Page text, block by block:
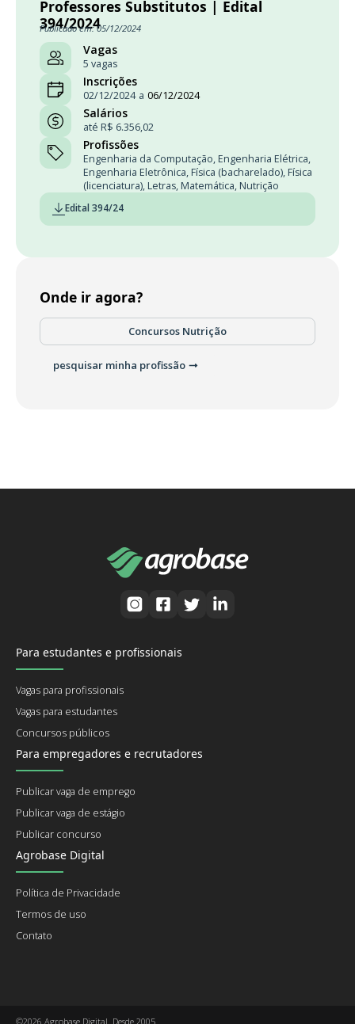
Professores Substitutos | Edital
394/2024
Publicado em: 05/12/2024
Vagas
5 vagas
Inscrições
02/12/2024 a 06/12/2024
Salários
até R$ 6.356,02
Profissões
Engenharia da Computação, Engenharia Elétrica,
Engenharia Eletrônica, Física (bacharelado), Física
(licenciatura), Letras, Matemática, Nutrição
Edital 394/24
Onde ir agora?
Concursos Nutrição
pesquisar minha profissão
Para estudantes e profissionais
Vagas para profissionais
Vagas para estudantes
Concursos públicos
Para empregadores e recrutadores
Publicar vaga de emprego
Publicar vaga de estágio
Publicar concurso
Agrobase Digital
Política de Privacidade
Termos de uso
Contato
©2026 Agrobase Digital. Desde 2005.